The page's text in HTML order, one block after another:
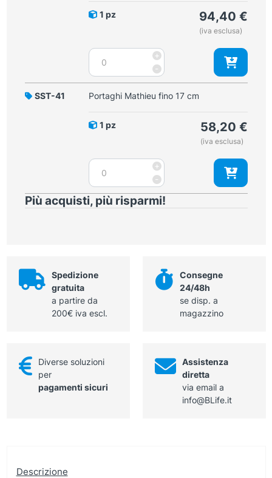
cm
1 pz 94,40 €
(iva esclusa)
-
Portaghi
Mathieu
fino
morso
17
+
SST-41 Portaghi Mathieu fino 17 cm
1 pz 58,20 €
(iva esclusa)
-
Portaghi
Mathieu
fino
17
+
Più acquisti, più risparmi!
Spedizione
gratuita
a partire da
200€ iva escl.
Consegne
24/48h
se disp. a
magazzino
Diverse soluzioni
per
pagamenti sicuri
Assistenza
diretta
via email a
info@BLife.it
Descrizione